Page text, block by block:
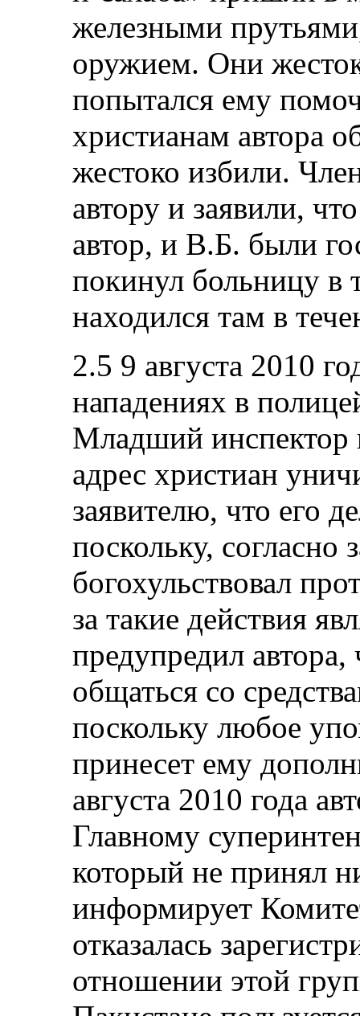
железными
оружием. Они
попытался ему
христианам автора
жестоко избили.
автору и заявили,
автор, и В.Б. были
покинул больницу в
находился там в
2.5 9 августа 2010
нападениях в
Младший инспектор
адрес христиан
заявителю, что его
поскольку, согласно
богохульствовал
за такие действия
предупредил
общаться со
поскольку любое
принесет ему
августа 2010 года
Главному
который не принял
информирует
отказалась
отношении этой